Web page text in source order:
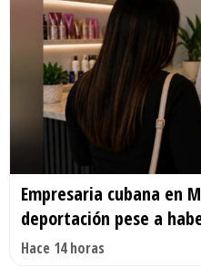
Empresaria cubana en
deportación pese a
Hace 14 horas